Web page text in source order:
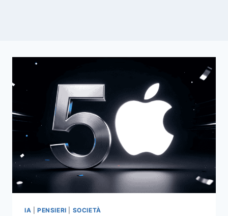
IA PENSIERI SOCIETÀ